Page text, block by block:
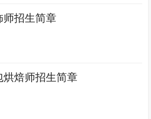
师招生简章
烘焙师招生简章